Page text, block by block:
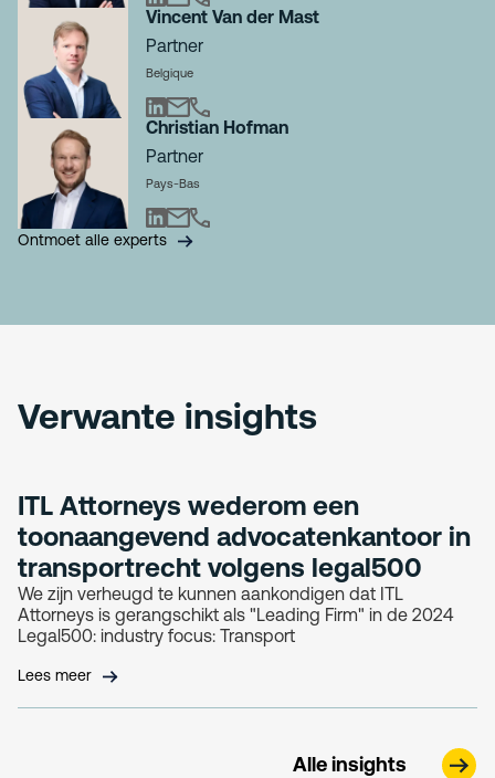
Vincent Van der Mast
Partner
Belgique
Christian Hofman
Partner
Pays-Bas
Ontmoet alle experts
Verwante insights
ITL Attorneys wederom een
toonaangevend advocatenkantoor in
transportrecht volgens legal500
We zijn verheugd te kunnen aankondigen dat ITL
Attorneys is gerangschikt als "Leading Firm" in de 2024
Legal500: industry focus: Transport
Lees meer
Alle insights